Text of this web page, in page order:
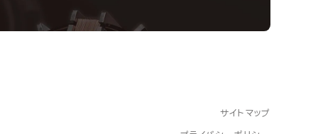
サイトマップ